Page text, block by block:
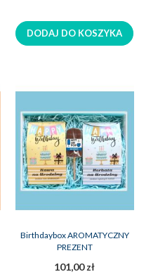
DODAJ DO KOSZYKA
Birthdaybox AROMATYCZNY
PREZENT
101,00 zł